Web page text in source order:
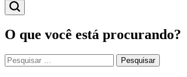
O que você está procurando?
Pesquisar
por: